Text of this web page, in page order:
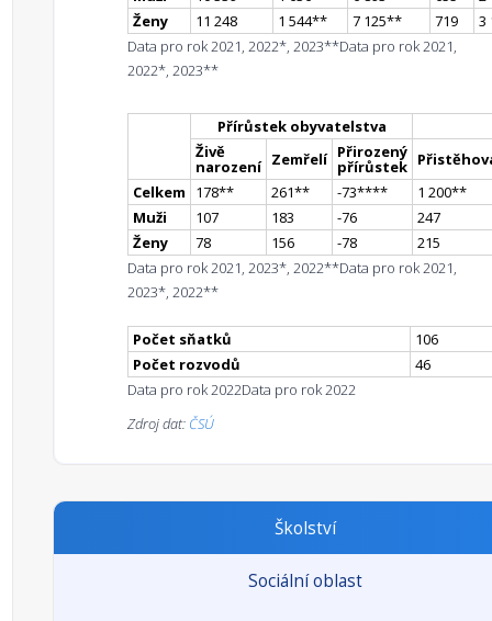
Ženy
11 248 1 544** 7 125** 719
3
Data pro rok 2021, 2022*, 2023**Data pro rok 2021,
2022*, 2023**
Přírůstek obyvatelstva
Živě
narození Zemřelí Přirozený
přírůstek
Celkem
178** 261** -73**** 1 200**
Muži
107 183 -76
247
Ženy
78 156 -78
215
Data pro rok 2021, 2023*, 2022**Data pro rok 2021,
2023*, 2022**
Počet sňatků
106
Počet rozvodů
46
Data pro rok 2022Data pro rok 2022
Zdroj dat: ČSÚ
Školství
Sociální oblast